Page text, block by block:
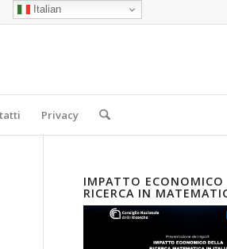
Privacy
IMPATTO ECONOMICO
RICERCA IN
Italian